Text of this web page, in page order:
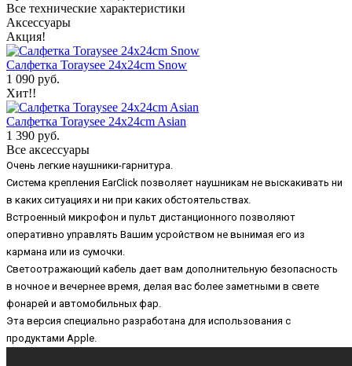
Все технические характеристики
Аксессуары
Акция!
Салфетка Toraysee 24x24cm Snow
1 090 руб.
Хит!!
Салфетка Toraysee 24x24cm Asian
1 390 руб.
Все аксессуары
Очень легкие наушники-гарнитура.
Система крепления EarClick позволяет наушникам не выскакивать ни
в каких ситуациях и ни при каких обстоятельствах.
Встроенный микрофон и пульт дистанционного позволяют
оперативно управлять Вашим усройством не вынимая его из
кармана или из сумочки.
Светоотражающий кабель дает вам дополнительную безопасность
в ночное и вечернее время, делая вас более заметными в свете
фонарей и автомобильных фар.
Эта версия специально разработана для использования с
продуктами Apple.